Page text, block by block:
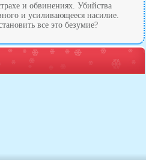
и обвинениях. Убийства
и усиливающееся насилие.
все это безумие?